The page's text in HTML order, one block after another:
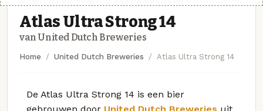
Atlas Ultra Strong 14
van United Dutch Breweries
Home United Dutch Breweries Atlas Ultra Strong 14
De Atlas Ultra Strong 14 is een bier
gebrouwen door United Dutch Breweries uit